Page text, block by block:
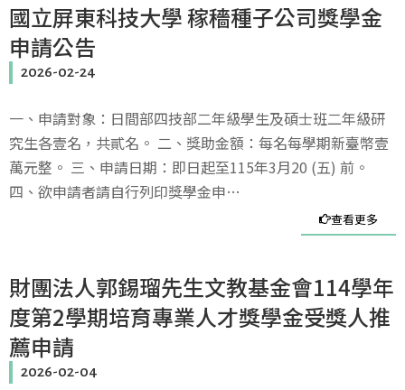
國立屏東科技大學 稼穡種子公司獎學金
申請公告
2026-02-24
一、申請對象：日間部四技部二年級學生及碩士班二年級研
究生各壹名，共貳名。 二、獎助金額：每名每學期新臺幣壹
萬元整。 三、申請日期：即日起至115年3月20 (五) 前。
四、欲申請者請自行列印獎學金申…
查看更多
財團法人郭錫瑠先生文教基金會114學年
度第2學期培育專業人才獎學金受獎人推
薦申請
2026-02-04